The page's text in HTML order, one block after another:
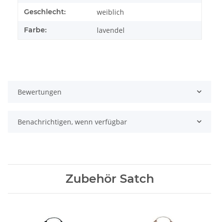
Geschlecht: weiblich
Farbe: lavendel
Bewertungen
Benachrichtigen, wenn verfügbar
Zubehör Satch